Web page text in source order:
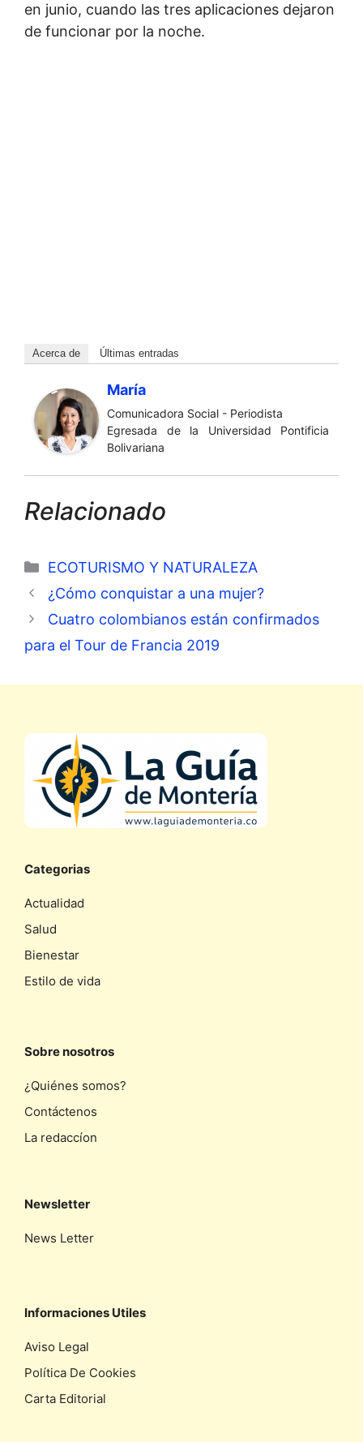
en junio, cuando las tres aplicaciones dejaron
de funcionar por la noche.
Acerca de Últimas entradas
María
Comunicadora Social - Periodista
Egresada de la Universidad Pontificia
Bolivariana
Relacionado
Categorías
ECOTURISMO Y NATURALEZA
¿Cómo conquistar a una mujer?
Cuatro colombianos están confirmados
para el Tour de Francia 2019
Categorias
Actualidad
Salud
Bienestar
Estilo de vida
Sobre nosotros
¿Quiénes somos?
Contáctenos
La redaccíon
Newsletter
News Letter
Informaciones Utiles
Aviso Legal
Política De Cookies
Carta Editorial